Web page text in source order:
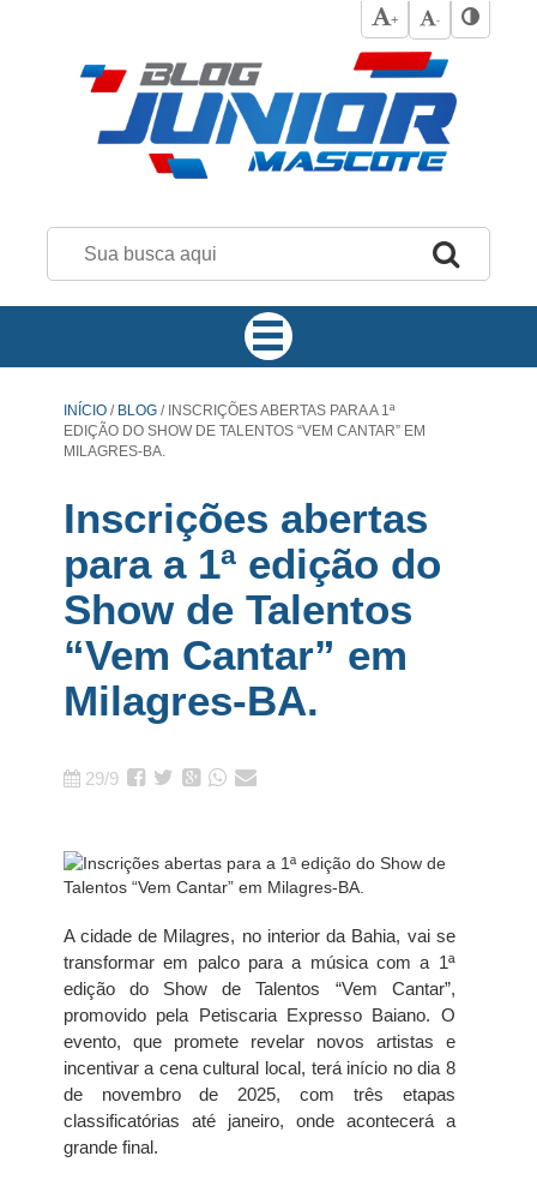
+ -
INÍCIO / BLOG /INSCRIÇÕES ABERTAS PARA A 1ª
EDIÇÃO DO SHOW DE TALENTOS “VEM CANTAR” EM
MILAGRES-BA.
Inscrições abertas
para a 1ª edição do
Show de Talentos
“Vem Cantar” em
Milagres-BA.
29/9
A cidade de Milagres, no interior da Bahia, vai se
transformar em palco para a música com a 1ª
edição do Show de Talentos “Vem Cantar”,
promovido pela Petiscaria Expresso Baiano. O
evento, que promete revelar novos artistas e
incentivar a cena cultural local, terá início no dia 8
de novembro de 2025, com três etapas
classificatórias até janeiro, onde acontecerá a
grande final.